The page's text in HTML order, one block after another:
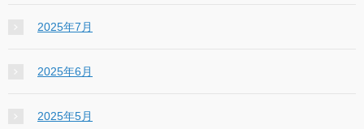
2025年7月
2025年6月
2025年5月